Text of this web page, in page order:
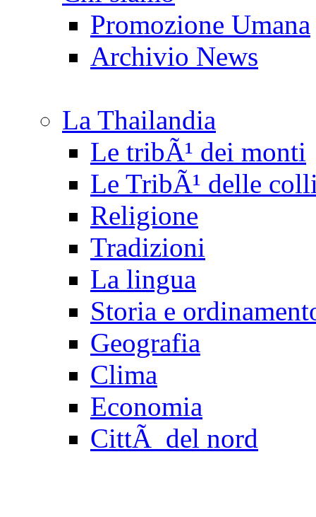
Promozione Umana
Archivio News
La Thailandia
Le tribÃ¹ dei monti
Le TribÃ¹ delle
Religione
Tradizioni
La lingua
Storia e
Geografia
Clima
Economia
CittÃ del nord